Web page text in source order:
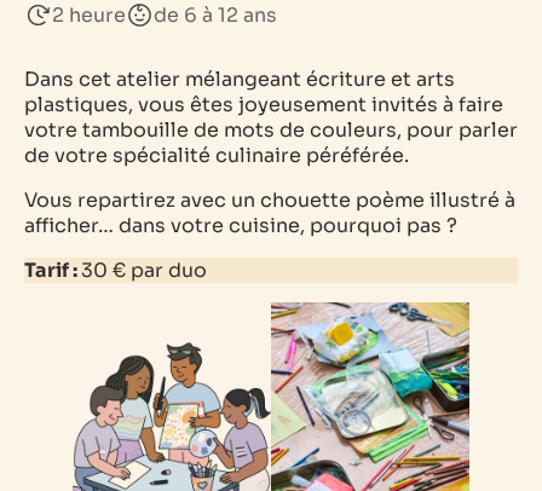
2 heure de 6 à 12 ans
Dans cet atelier mélangeant écriture et arts
plastiques, vous êtes joyeusement invités à faire
votre tambouille de mots de couleurs, pour parler
de votre spécialité culinaire péréférée.
Vous repartirez avec un chouette poème illustré à
afficher… dans votre cuisine, pourquoi pas ?
Tarif :30 € par duo